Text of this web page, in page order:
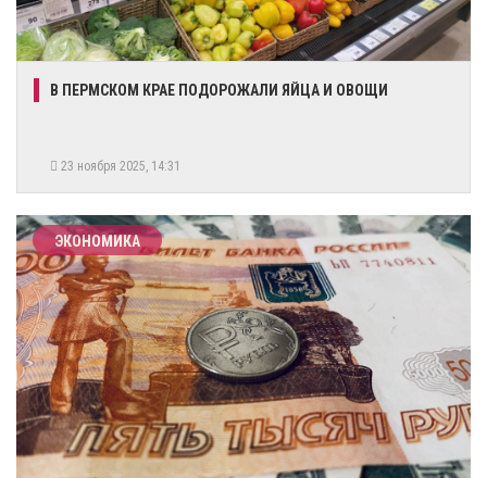
В ПЕРМСКОМ КРАЕ ПОДОРОЖАЛИ ЯЙЦА И ОВОЩИ
23 ноября 2025, 14:31
ЭКОНОМИКА